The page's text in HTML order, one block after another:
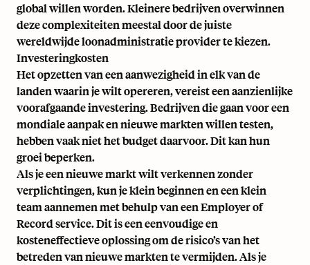
global willen worden. Kleinere bedrijven overwinnen
deze complexiteiten meestal door de juiste
wereldwijde loonadministratie providerte kiezen.
Investeringkosten
Het opzetten van een aanwezigheid in elk van de
landen waarin je wilt opereren, vereist een aanzienlijke
voorafgaande investering. Bedrijven die gaan voor een
mondiale aanpak en nieuwe markten willen testen,
hebben vaak niet het budget daarvoor. Dit kan hun
groei beperken.
Als je een nieuwe markt wilt verkennen zonder
verplichtingen, kun je klein beginnen en een klein
team aannemen met behulp van een Employer of
Record service. Dit is een eenvoudige en
kosteneffectieve oplossing om de risico’s van het
betreden van nieuwe markten te vermijden. Als je